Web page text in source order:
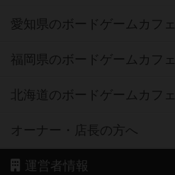
愛知県のボードゲームカフェ
福岡県のボードゲームカフェ
北海道のボードゲームカフェ
オーナー・店長の方へ
運営者情報